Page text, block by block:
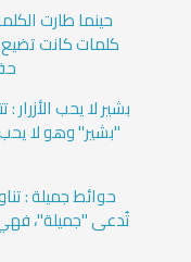
حينما طارت
كلمات كانت
بشير لا يحب
"بشير" وهو لا
حوائط جميلة :
تُدعى "جميلة"،